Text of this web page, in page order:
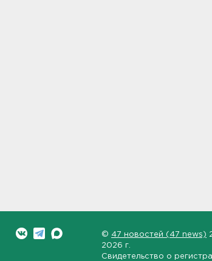
© 47 новостей (47 news)
2026 г.
Свидетельство о